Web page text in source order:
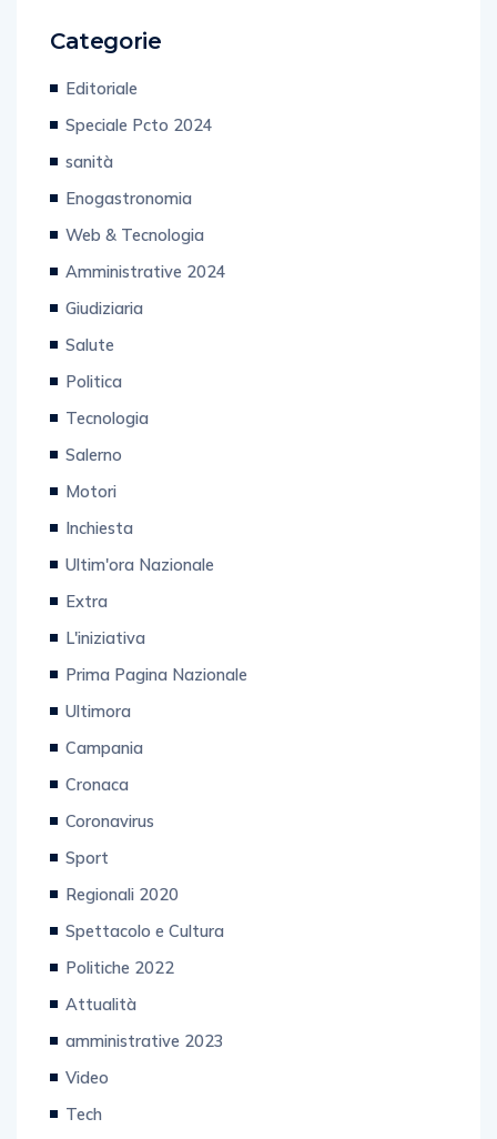
Speciale Pcto 2024
sanità
Enogastronomia
Web & Tecnologia
Amministrative 2024
Giudiziaria
Salute
Politica
Tecnologia
Salerno
Motori
Inchiesta
Ultim'ora Nazionale
Extra
L'iniziativa
Prima Pagina Nazionale
Ultimora
Campania
Cronaca
Coronavirus
Sport
Regionali 2020
Spettacolo e Cultura
Politiche 2022
Attualità
amministrative 2023
Video
Tech
Provincia